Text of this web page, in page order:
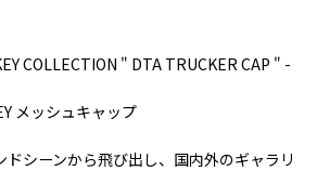
COLLECTION " DTA TRUCKER CAP " -
メッシュキャップ
シーンから飛び出し、国内外のギャラリ